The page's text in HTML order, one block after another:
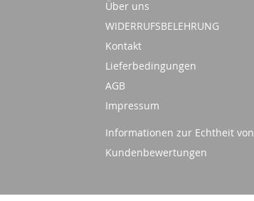
Über uns
WIDERRUFSBELEHRUNG
Kontakt
Lieferbedingungen
AGB
Impressum
Informationen zur Echtheit von
Kundenbewertungen